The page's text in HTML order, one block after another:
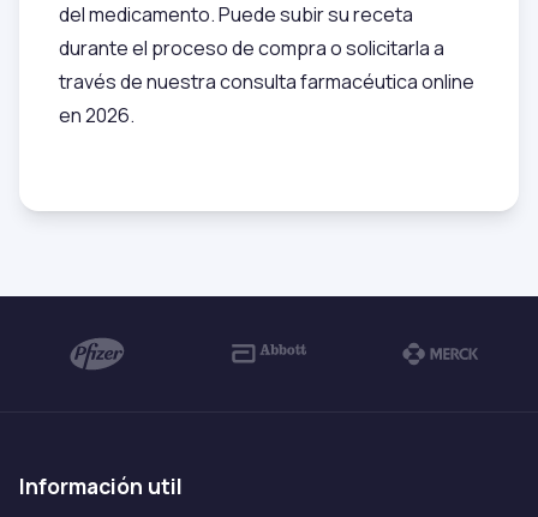
del medicamento. Puede subir su receta
durante el proceso de compra o solicitarla a
través de nuestra consulta farmacéutica online
en 2026.
información util